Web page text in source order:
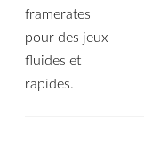
framerates
pour des jeux
fluides et
rapides.